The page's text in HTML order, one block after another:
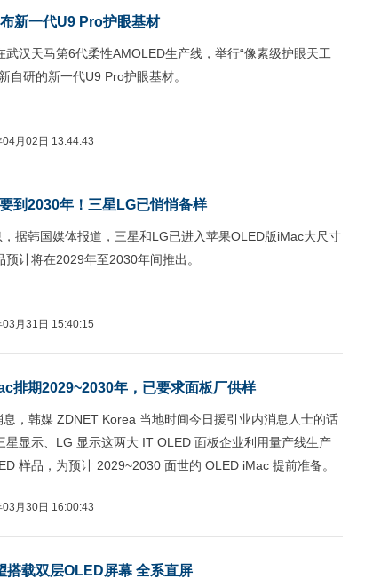
新一代U9 Pro护眼基材
汉天马第6代柔性AMOLED生产线，举行“像素级护眼天工
自研的新一代U9 Pro护眼基材。
月02日 13:44:43
到2030年！三星LG已悄悄备样
据韩国媒体报道，三星和LG已进入苹果OLED版iMac大尺寸
计将在2029年至2030年间推出。
月31日 15:40:15
排期2029~2030年，已要求面板厂供样
，韩媒 ZDNET Korea 当地时间今日援引业内消息人士的话
星显示、LG 显示这两大 IT OLED 面板企业利用量产线生产
样品，为预计 2029~2030 面世的 OLED iMac 提前准备。
月30日 16:00:43
搭载双层OLED屏幕 全系直屏